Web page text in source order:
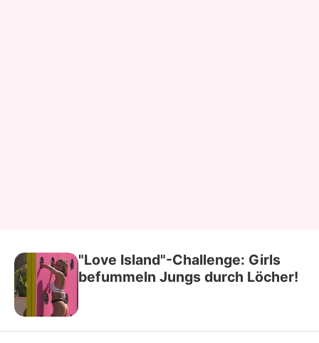
"Love Island"-Challenge: Girls
befummeln Jungs durch Löcher!